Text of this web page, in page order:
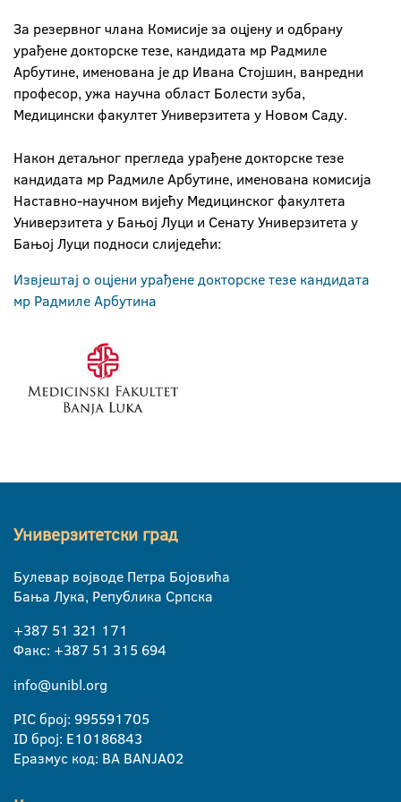
За резервног члана Комисије за оцјену и одбрану
урађене докторске тезе, кандидата мр Радмиле
Арбутине, именована је др Ивана Стојшин, ванредни
професор, ужа научна област Болести зуба,
Медицински факултет Универзитета у Новом Саду.
Након детаљног прегледа урађене докторске тезе
кандидата мр Радмиле Арбутине, именована комисија
Наставно-научном вијећу Медицинског факултета
Универзитета у Бањој Луци и Сенату Универзитета у
Бањој Луци подноси слиједећи:
Извјештај о оцјени урађене докторске тезе кандидата
мр Радмиле Арбутина
Универзитетски град
Булевар војводе Петра Бојовића
Бања Лука, Република Српска
+387 51 321 171
Факс: +387 51 315 694
info@unibl.org
PIC број: 995591705
ID број: E10186843
Еразмус код: BA BANJA02